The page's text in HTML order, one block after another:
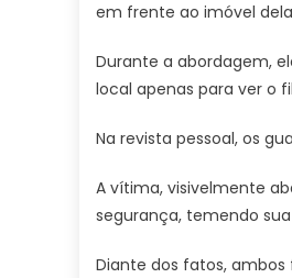
em frente ao imóvel
Durante a abordagem,
local apenas para ver o
Na revista pessoal, os
A vítima, visivelmente
segurança, temendo
Diante dos fatos, ambos